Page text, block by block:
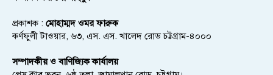
প্রকাশক : মোহাম্মদ ওমর ফারুক
কর্ণফুলী টাওয়ার, ৬৩, এস. এস. খালেদ রোড চট্টগ্রাম-৪০০০
সম্পাদকীয় ও বাণিজ্যিক কার্যালয়